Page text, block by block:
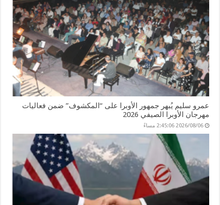
عمرو سليم يُبهر جمهور الأوبرا على “المكشوف” ضمن فعاليات
مهرجان الأوبرا الصيفي 2026
2026/08/06 2:45:06 مساءً